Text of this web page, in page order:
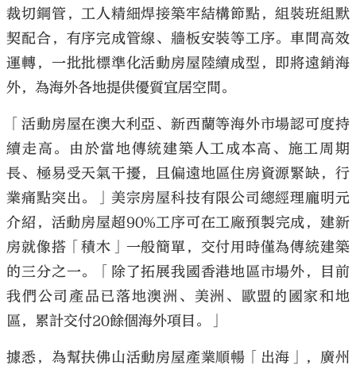
裁切鋼管，工人精細焊接築牢結構節點，組裝班組默
契配合，有序完成管線、牆板安裝等工序。車間高效
運轉，一批批標準化活動房屋陸續成型，即將遠銷海
外，為海外各地提供優質宜居空間。
「活動房屋在澳大利亞、新西蘭等海外市場認可度持
續走高。由於當地傳統建築人工成本高、施工周期
長、極易受天氣干擾，且偏遠地區住房資源緊缺，行
業痛點突出。」美宗房屋科技有限公司總經理龐明元
介紹，活動房屋超90%工序可在工廠預製完成，建新
房就像搭「積木」一般簡單，交付用時僅為傳統建築
的三分之一。「除了拓展我國香港地區市場外，目前
我們公司產品已落地澳洲、美洲、歐盟的國家和地
區，累計交付20餘個海外項目。」
據悉，為幫扶佛山活動房屋產業順暢「出海」，廣州